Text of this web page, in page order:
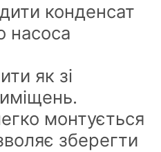
конденсат
насоса
як зі
монтується
зберегти